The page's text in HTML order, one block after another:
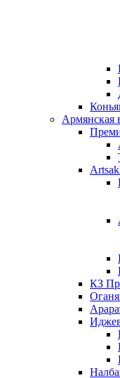
Армянская
КЗ